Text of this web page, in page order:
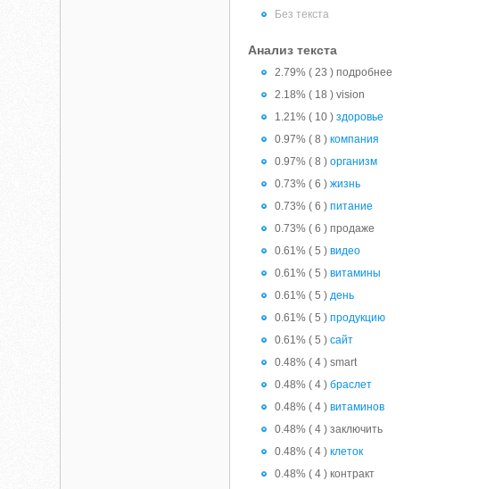
Без текста
Анализ текста
2.79% ( 23 ) подробнее
2.18% ( 18 ) vision
1.21% ( 10 )здоровье
0.97% ( 8 )компания
0.97% ( 8 )организм
0.73% ( 6 )жизнь
0.73% ( 6 )питание
0.73% ( 6 ) продаже
0.61% ( 5 )видео
0.61% ( 5 )витамины
0.61% ( 5 )день
0.61% ( 5 )продукцию
0.61% ( 5 )сайт
0.48% ( 4 ) smart
0.48% ( 4 )браслет
0.48% ( 4 )витаминов
0.48% ( 4 ) заключить
0.48% ( 4 )клеток
0.48% ( 4 ) контракт